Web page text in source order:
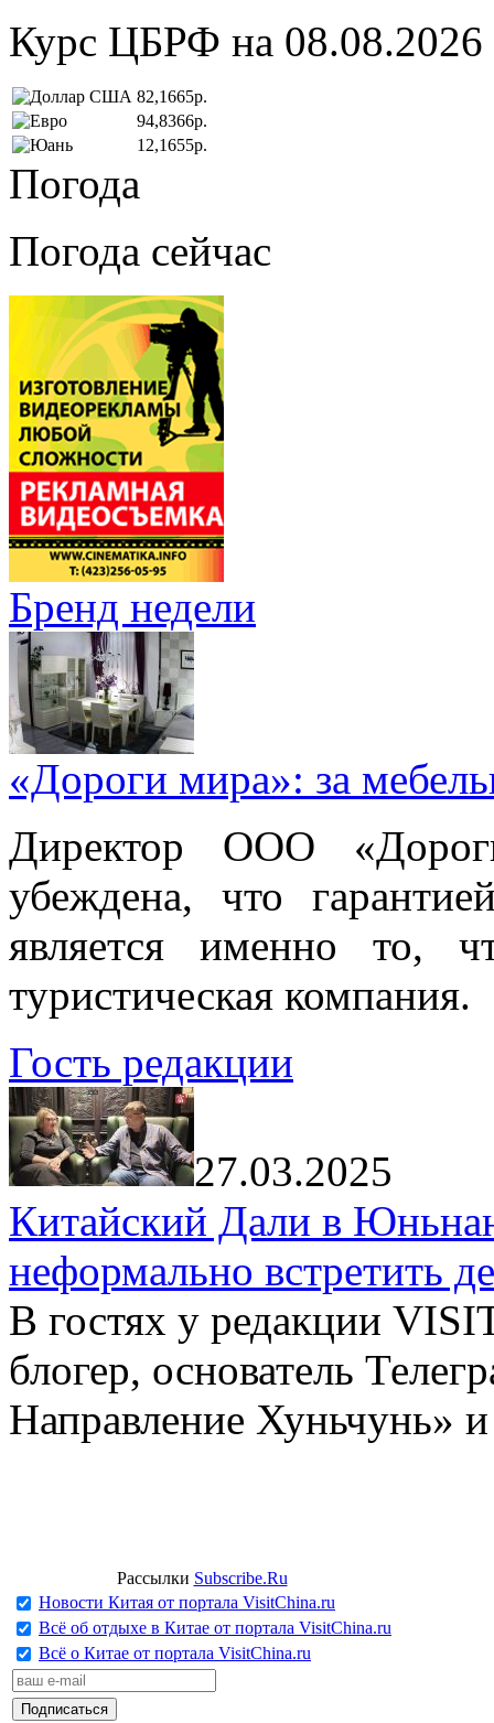
Курс ЦБРФ на 08.08.2026
82,1665р.
94,8366р.
12,1655р.
Погода
Погода сейчас
Бренд недели
«Дороги мира»: за
Директор ООО
убеждена, что
является именно то,
туристическая компания.
Гость редакции
27.03.2025
Китайский Дали в
неформально встретить
В гостях у редакции
блогер, основатель
Направление Хуньчунь»
Рассылки Subscribe.Ru
Новости Китая от портала VisitChina.ru
Всё об отдыхе в Китае от портала VisitChina.ru
Всё о Китае от портала VisitChina.ru